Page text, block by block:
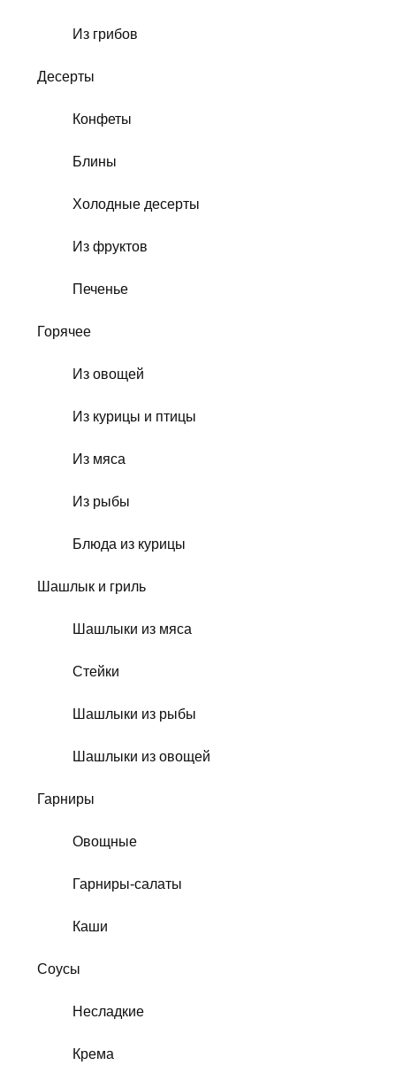
Из грибов
Десерты
Конфеты
Блины
Холодные десерты
Из фруктов
Печенье
Горячее
Из овощей
Из курицы и птицы
Из мяса
Из рыбы
Блюда из курицы
Шашлык и гриль
Шашлыки из мяса
Стейки
Шашлыки из рыбы
Шашлыки из овощей
Гарниры
Овощные
Гарниры-салаты
Каши
Соусы
Несладкие
Крема